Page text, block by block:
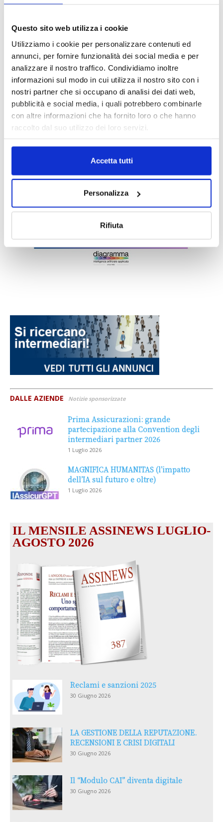
Questo sito web utilizza i cookie
Utilizziamo i cookie per personalizzare contenuti ed
annunci, per fornire funzionalità dei social media e per
analizzare il nostro traffico. Condividiamo inoltre
informazioni sul modo in cui utilizza il nostro sito con i
nostri partner che si occupano di analisi dei dati web,
pubblicità e social media, i quali potrebbero combinarle
con altre informazioni che ha fornito loro o che hanno
raccolto dal suo utilizzo dei loro servizi.
Accetta tutti
Personalizza
Rifiuta
DALLE AZIENDE Notizie sponsorizzate
Prima Assicurazioni: grande
partecipazione alla Convention degli
intermediari partner 2026
1 Luglio 2026
MAGNIFICA HUMANITAS (l’impatto
dell’IA sul futuro e oltre)
1 Luglio 2026
IL MENSILE ASSINEWS LUGLIO-
AGOSTO 2026
Reclami e sanzioni 2025
30 Giugno 2026
LA GESTIONE DELLA REPUTAZIONE.
RECENSIONI E CRISI DIGITALI
30 Giugno 2026
Il “Modulo CAI” diventa digitale
30 Giugno 2026